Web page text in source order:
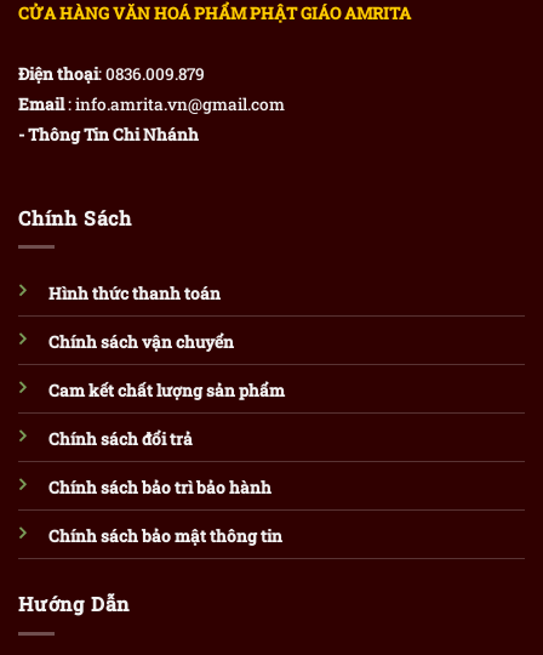
CỬA HÀNG VĂN HOÁ PHẨM PHẬT GIÁO AMRITA
Điện thoại: 0836.009.879
Email: info.amrita.vn@gmail.com
- Thông Tin Chi Nhánh
Chính Sách
Hình thức thanh toán
Chính sách vận chuyển
Cam kết chất lượng sản phẩm
Chính sách đổi trả
Chính sách bảo trì bảo hành
Chính sách bảo mật thông tin
Hướng Dẫn